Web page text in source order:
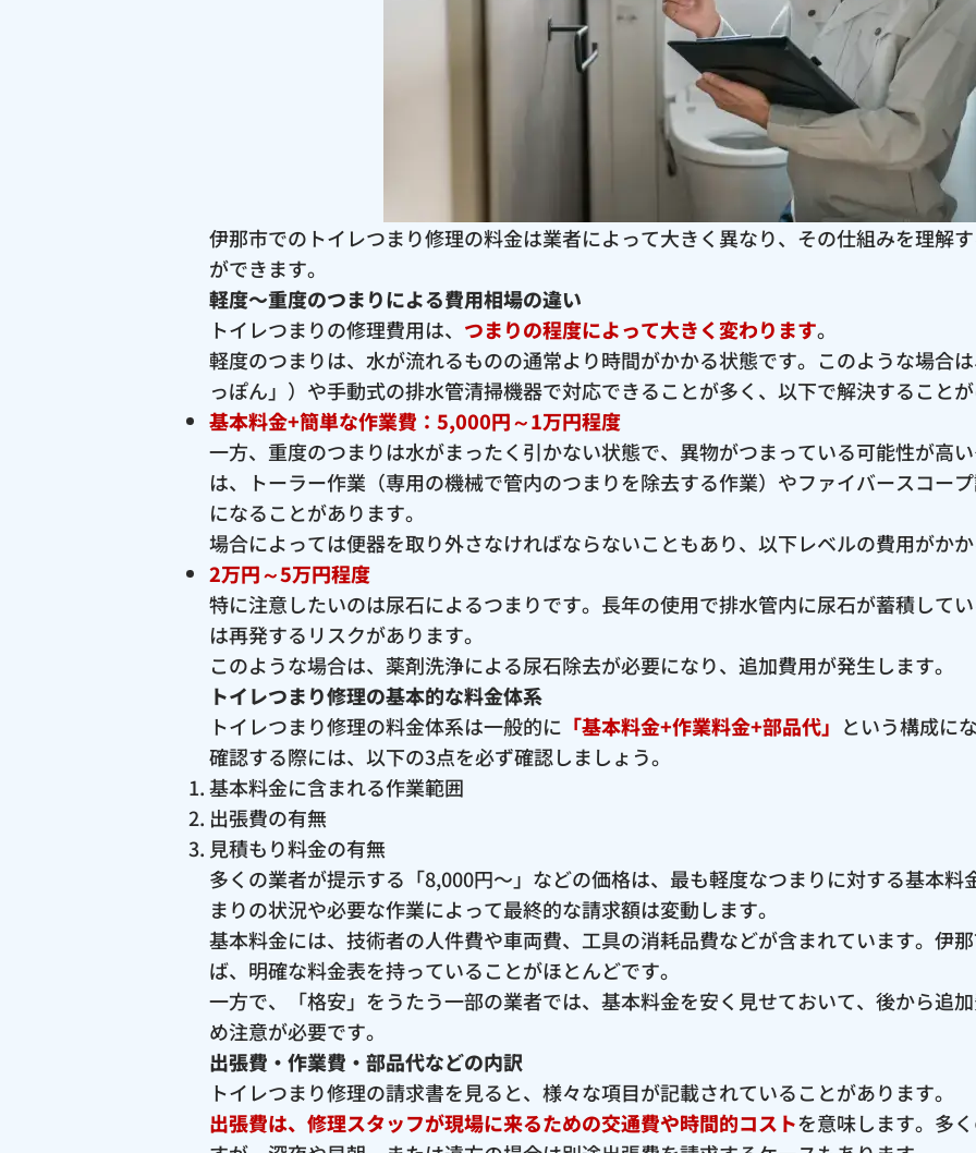
伊那市でのトイレつまり修理の料金は業者によって大きく異なり、その仕組みを理解
ができます。
軽度〜重度のつまりによる費用相場の違い
トイレつまりの修理費用は、 つまりの程度によって大きく変わります。
軽度のつまりは、水が流れるものの通常より時間がかかる状態です。このような場合
っぽん」）や手動式の排水管清掃機器で対応できることが多く、以下で解決すること
基本料金+簡単な作業費：5,000円～1万円程度
一方、重度のつまりは水がまったく引かない状態で、異物がつまっている可能性が高
は、トーラー作業（専用の機械で管内のつまりを除去する作業）やファイバースコー
になることがあります。
場合によっては便器を取り外さなければならないこともあり、以下レベルの費用がか
2万円～5万円程度
特に注意したいのは尿石によるつまりです。長年の使用で排水管内に尿石が蓄積して
は再発するリスクがあります。
このような場合は、薬剤洗浄による尿石除去が必要になり、追加費用が発生します。
トイレつまり修理の基本的な料金体系
トイレつまり修理の料金体系は一般的に 「基本料金+作業料金+部品代」 という構成に
確認する際には、以下の3点を必ず確認しましょう。
基本料金に含まれる作業範囲
出張費の有無
見積もり料金の有無
多くの業者が提示する「8,000円〜」などの価格は、最も軽度なつまりに対する基本料
まりの状況や必要な作業によって最終的な請求額は変動します。
基本料金には、技術者の人件費や車両費、工具の消耗品費などが含まれています。伊
ば、明確な料金表を持っていることがほとんどです。
一方で、「格安」をうたう一部の業者では、基本料金を安く見せておいて、後から追
め注意が必要です。
出張費・作業費・部品代などの内訳
トイレつまり修理の請求書を見ると、様々な項目が記載されていることがあります。
出張費は、修理スタッフが現場に来るための交通費や時間的コストを意味します。多